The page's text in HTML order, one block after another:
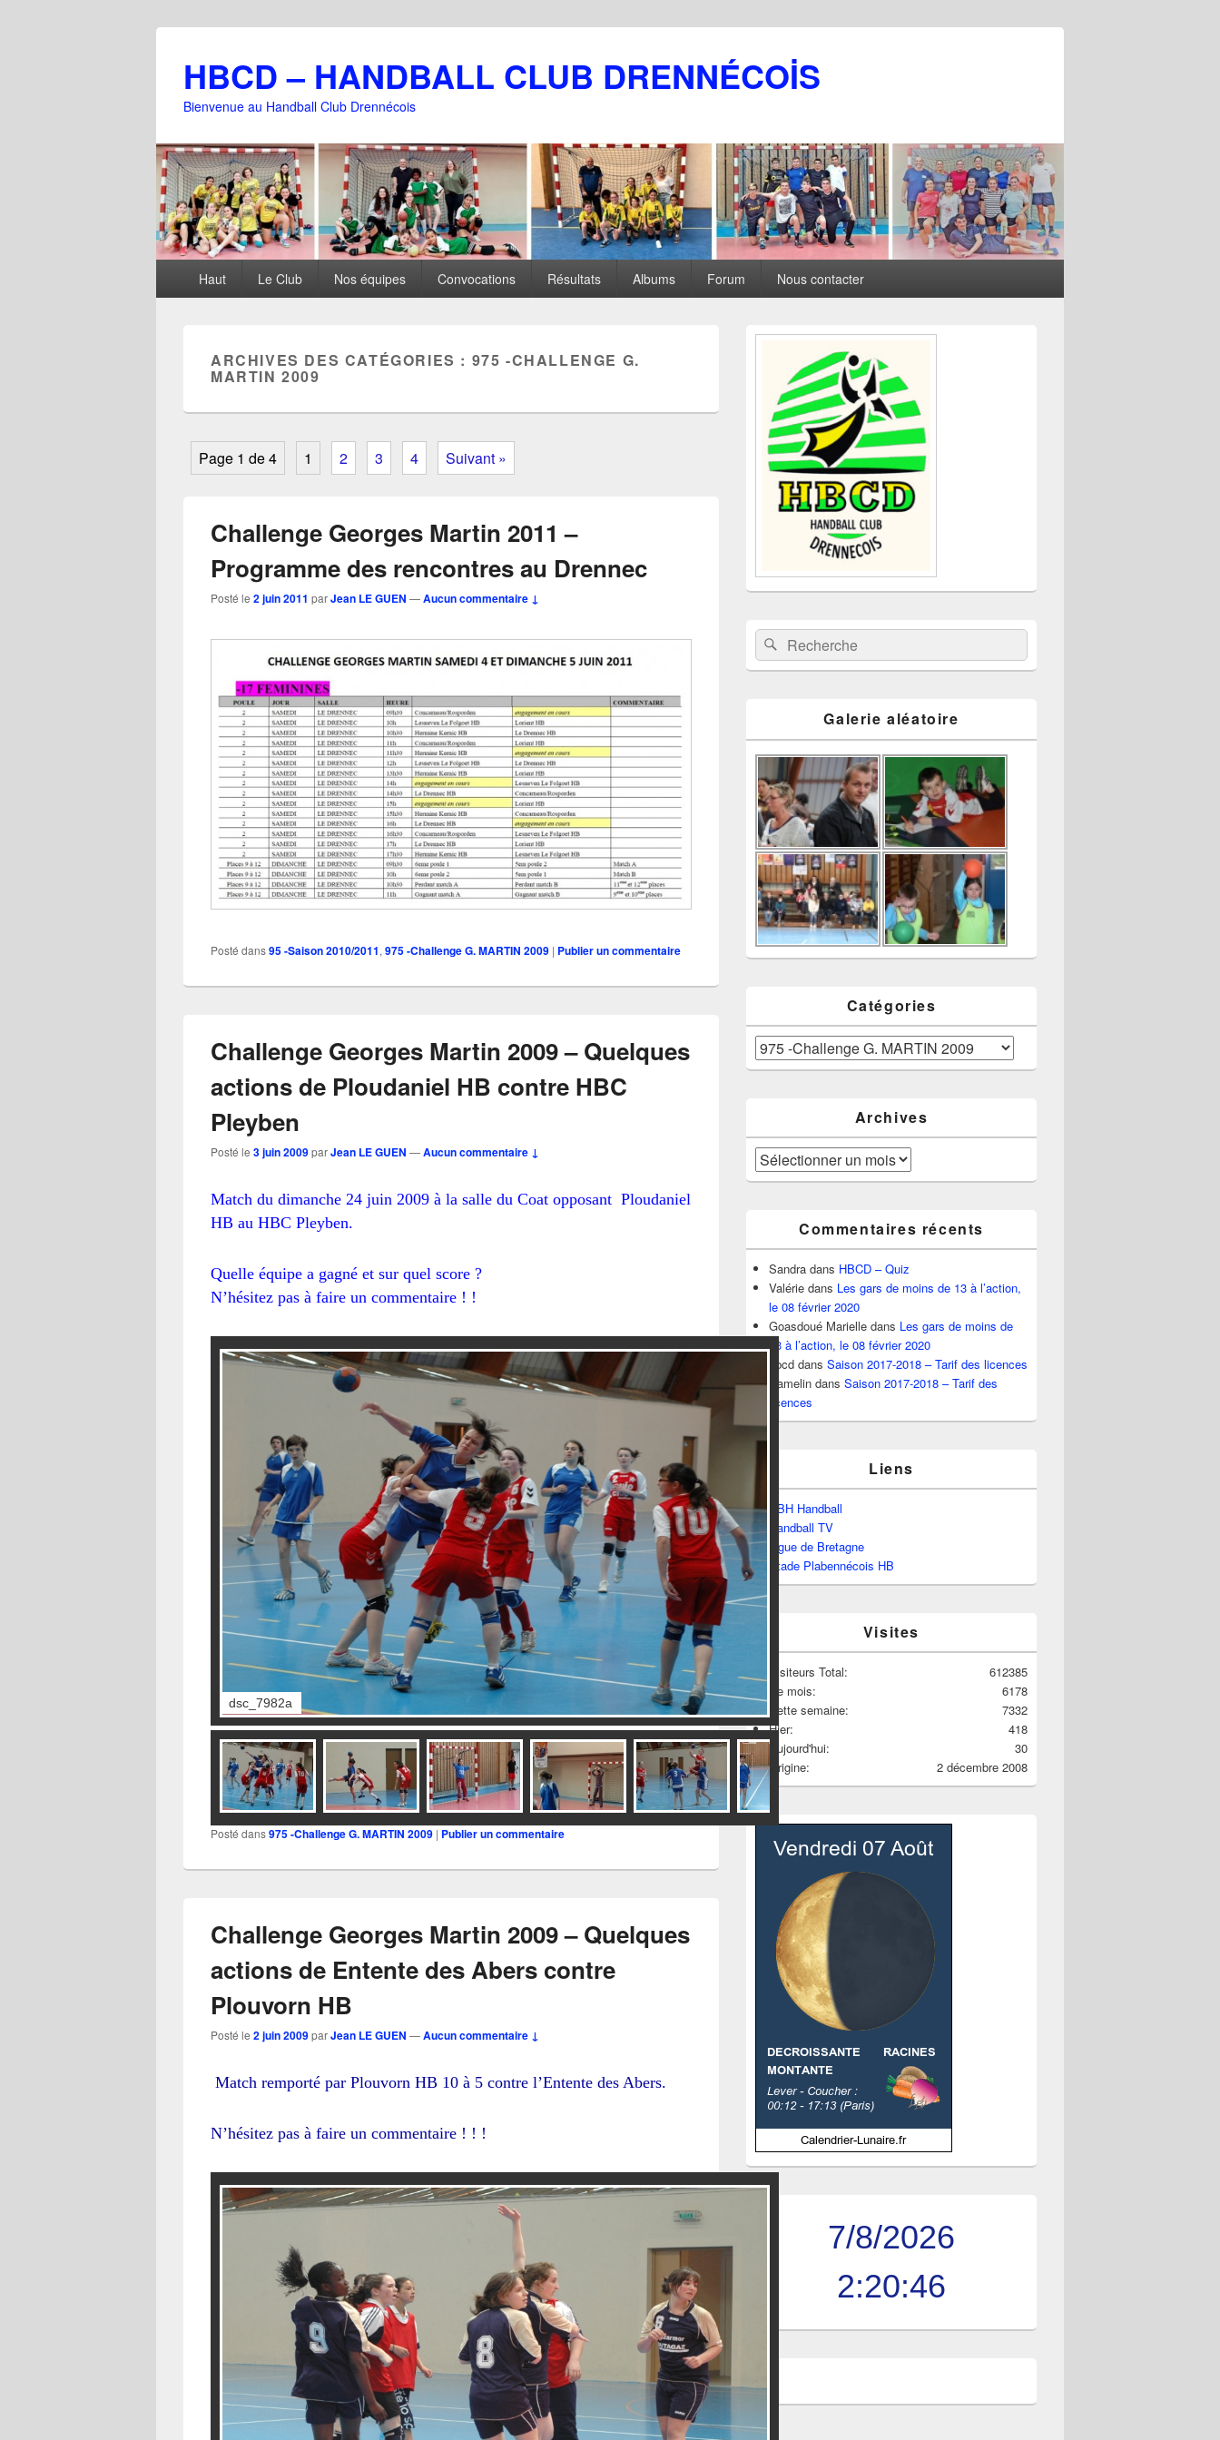
HBCD – HANDBALL CLUB DRENNÉCOİS
Bienvenue au Handball Club Drennécois
principalHaut Le Club Nos équipes Convocations Résultats Albums Forum Nous contacter
ARCHIVES DES CATÉGORIES : 975 -CHALLENGE G.
MARTIN 2009
Page 1 de 4 1 2 3 4 Suivant »
Challenge Georges Martin 2011 –
Programme des rencontres au Drennec
Posté le 2 juin 2011 parJean LE GUEN —Aucun commentaire ↓
Posté dans95 -Saison 2010/2011, 975 -Challenge G. MARTIN 2009 | Publier un commentaire
Challenge Georges Martin 2009 – Quelques
actions de Ploudaniel HB contre HBC
Pleyben
Posté le 3 juin 2009parJean LE GUEN —Aucun commentaire ↓
Match du dimanche 24 juin 2009 à la salle du Coat opposant Ploudaniel
HB au HBC Pleyben.
Quelle équipe a gagné et sur quel score ?
N’hésitez pas à faire un commentaire ! !
dsc_7984a
Posté dans975 -Challenge G. MARTIN 2009 | Publier un commentaire
Challenge Georges Martin 2009 – Quelques
actions de Entente des Abers contre
Plouvorn HB
Posté le 2 juin 2009parJean LE GUEN —Aucun commentaire ↓
Match remporté par Plouvorn HB 10 à 5 contre l’Entente des Abers.
N’hésitez pas à faire un commentaire ! ! !
Zone
barre
latérale
Recherche :Rechercher
Galerie aléatoire
Catégories
Catégories
Archives
Archives
Commentaires récents
Sandra dans HBCD – Quiz
Valérie dans Les gars de moins de 13 à l’action,
le 08 février 2020
Goasdoué Marielle dans Les gars de moins de
13 à l’action, le 08 février 2020
hbcd dans Saison 2017-2018 – Tarif des licences
Hamelin dans Saison 2017-2018 – Tarif des
licences
Liens
BBH Handball
Handball TV
Ligue de Bretagne
Stade Plabennécois HB
Visites
612385
Visiteurs Total:
6178
Ce mois:
7332
Cette semaine:
418
Hier:
30
Aujourd'hui:
2 décembre 2008
Origine:
7/8/2026
2:20:48